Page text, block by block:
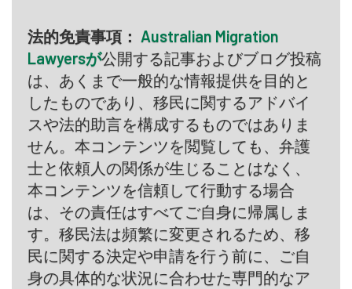
法的免責事項： Australian Migration
Lawyersが公開する記事およびブログ投稿
は、あくまで一般的な情報提供を目的と
したものであり、移民に関するアドバイ
スや法的助言を構成するものではありま
せん。本コンテンツを閲覧しても、弁護
士と依頼人の関係が生じることはなく、
本コンテンツを信頼して行動する場合
は、その責任はすべてご自身に帰属しま
す。移民法は頻繁に変更されるため、移
民に関する決定や申請を行う前に、ご自
身の具体的な状況に合わせた専門的なア